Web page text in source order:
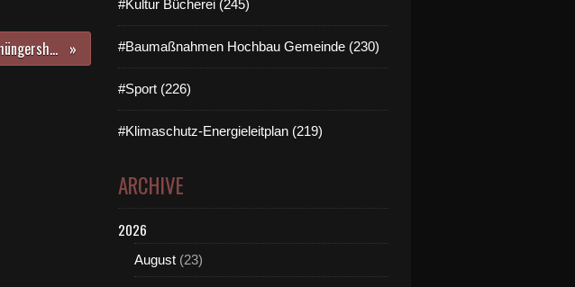
Im sanierten Teilbereich der Thüngersheimer Straße gilt kurz nach der Kreuzung Bahnhofstraße auf einer Länge von 130 Meter nun auch offiziell durch Ausschilderung Tempo 20
#Kultur Bücherei (245)
#Baumaßnahmen Hochbau Gemeinde (230)
#Sport (226)
#Klimaschutz-Energieleitplan (219)
ARCHIVE
2026
August (23)